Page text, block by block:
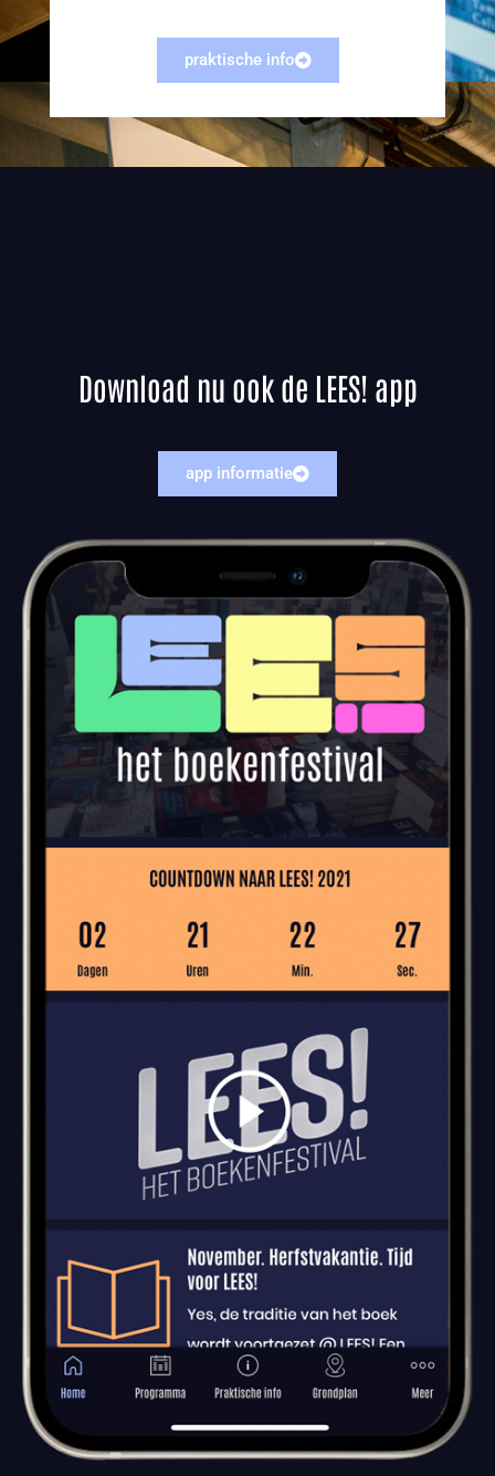
praktische info
Download nu ook de LEES! app
app informatie